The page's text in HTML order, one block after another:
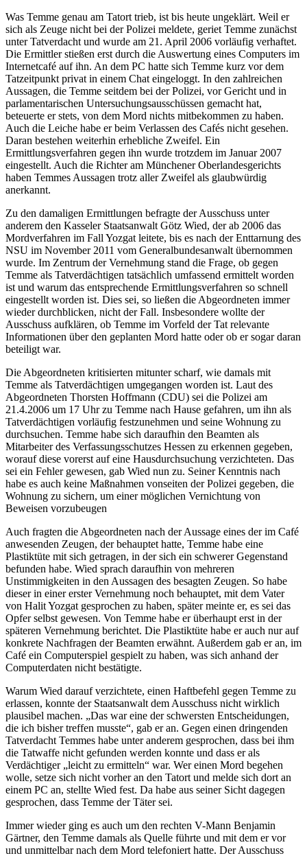
Was Temme genau am Tatort trieb, ist bis heute ungeklärt. Weil er
sich als Zeuge nicht bei der Polizei meldete, geriet Temme zunächst
unter Tatverdacht und wurde am 21. April 2006 vorläufig verhaftet.
Die Ermittler stießen erst durch die Auswertung eines Computers im
Internetcafé auf ihn. An dem PC hatte sich Temme kurz vor dem
Tatzeitpunkt privat in einem Chat eingeloggt. In den zahlreichen
Aussagen, die Temme seitdem bei der Polizei, vor Gericht und in
parlamentarischen Untersuchungsausschüssen gemacht hat,
beteuerte er stets, von dem Mord nichts mitbekommen zu haben.
Auch die Leiche habe er beim Verlassen des Cafés nicht gesehen.
Daran bestehen weiterhin erhebliche Zweifel. Ein
Ermittlungsverfahren gegen ihn wurde trotzdem im Januar 2007
eingestellt. Auch die Richter am Münchener Oberlandesgerichts
haben Temmes Aussagen trotz aller Zweifel als glaubwürdig
anerkannt.
Zu den damaligen Ermittlungen befragte der Ausschuss unter
anderem den Kasseler Staatsanwalt Götz Wied, der ab 2006 das
Mordverfahren im Fall Yozgat leitete, bis es nach der Enttarnung des
NSU im November 2011 vom Generalbundesanwalt übernommen
wurde. Im Zentrum der Vernehmung stand die Frage, ob gegen
Temme als Tatverdächtigen tatsächlich umfassend ermittelt worden
ist und warum das entsprechende Ermittlungsverfahren so schnell
eingestellt worden ist. Dies sei, so ließen die Abgeordneten immer
wieder durchblicken, nicht der Fall. Insbesondere wollte der
Ausschuss aufklären, ob Temme im Vorfeld der Tat relevante
Informationen über den geplanten Mord hatte oder ob er sogar daran
beteiligt war.
Die Abgeordneten kritisierten mitunter scharf, wie damals mit
Temme als Tatverdächtigen umgegangen worden ist. Laut des
Abgeordneten Thorsten Hoffmann (CDU) sei die Polizei am
21.4.2006 um 17 Uhr zu Temme nach Hause gefahren, um ihn als
Tatverdächtigen vorläufig festzunehmen und seine Wohnung zu
durchsuchen. Temme habe sich daraufhin den Beamten als
Mitarbeiter des Verfassungsschutzes Hessen zu erkennen gegeben,
worauf diese vorerst auf eine Hausdurchsuchung verzichteten. Das
sei ein Fehler gewesen, gab Wied nun zu. Seiner Kenntnis nach
habe es auch keine Maßnahmen vonseiten der Polizei gegeben, die
Wohnung zu sichern, um einer möglichen Vernichtung von
Beweisen vorzubeugen
Auch fragten die Abgeordneten nach der Aussage eines der im Café
anwesenden Zeugen, der behauptet hatte, Temme habe eine
Plastiktüte mit sich getragen, in der sich ein schwerer Gegenstand
befunden habe. Wied sprach daraufhin von mehreren
Unstimmigkeiten in den Aussagen des besagten Zeugen. So habe
dieser in einer erster Vernehmung noch behauptet, mit dem Vater
von Halit Yozgat gesprochen zu haben, später meinte er, es sei das
Opfer selbst gewesen. Von Temme habe er überhaupt erst in der
späteren Vernehmung berichtet. Die Plastiktüte habe er auch nur auf
konkrete Nachfragen der Beamten erwähnt. Außerdem gab er an, im
Café ein Computerspiel gespielt zu haben, was sich anhand der
Computerdaten nicht bestätigte.
Warum Wied darauf verzichtete, einen Haftbefehl gegen Temme zu
erlassen, konnte der Staatsanwalt dem Ausschuss nicht wirklich
plausibel machen. „Das war eine der schwersten Entscheidungen,
die ich bisher treffen musste“, gab er an. Gegen einen dringenden
Tatverdacht Temmes habe unter anderem gesprochen, dass bei ihm
die Tatwaffe nicht gefunden werden konnte und dass er als
Verdächtiger „leicht zu ermitteln“ war. Wer einen Mord begehen
wolle, setze sich nicht vorher an den Tatort und melde sich dort an
einem PC an, stellte Wied fest. Da habe aus seiner Sicht dagegen
gesprochen, dass Temme der Täter sei.
Immer wieder ging es auch um den rechten V-Mann Benjamin
Gärtner, den Temme damals als Quelle führte und mit dem er vor
und unmittelbar nach dem Mord telefoniert hatte. Der Ausschuss